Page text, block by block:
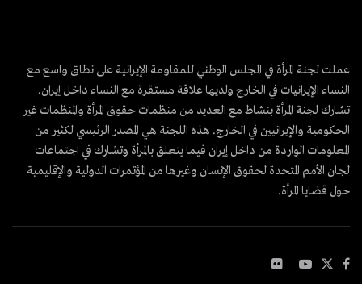
عملت لجنة المرأة في المجلس الوطني للمقاومة الإيرانية على نطاق واسع مع
النساء الإيرانيات في الخارج ولديها علاقة مستقرة مع النساء داخل إيران.
تشارك لجنة المرأة بنشاط مع العديد من منظمات حقوق المرأة والمنظمات غير
الحكومية والإيرانيين في الخارج. هذه اللجنة هي المصدر الرئيسي لكثير من
المعلومات الواردة من داخل إيران فيما يتعلق بالمرأة وتشارك في اجتماعات
لجان الأمم المتحدة لحقوق الإنسان وغيرها من المؤتمرات الدولية والإقليمية
حول قضايا المرأة.